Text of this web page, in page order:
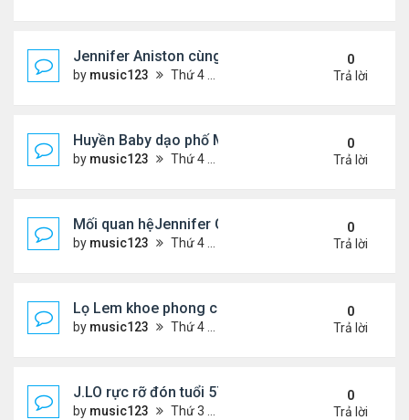
Jennifer Aniston cùng bạn trai nghỉ dưỡng trên du
by music123 Thứ 4 Tháng 7 29, 2026 5:26 pm
0
Trả lời
Huyền Baby dạo phố Mỹ
by music123 Thứ 4 Tháng 7 29, 2026 5:21 pm
0
Trả lời
Mối quan hệJennifer Garner và mẹ chồng cũ
by music123 Thứ 4 Tháng 7 29, 2026 5:13 pm
0
Trả lời
Lọ Lem khoe phong cách ở New York
by music123 Thứ 4 Tháng 7 29, 2026 5:08 pm
0
Trả lời
J.LO rực rỡ đón tuổi 57 trên đất Âu
by music123 Thứ 3 Tháng 7 28, 2026 5:56 pm
0
Trả lời